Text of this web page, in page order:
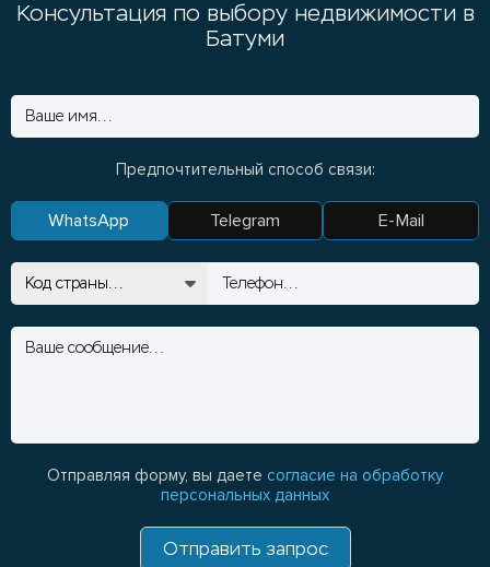
Консультация по выбору недвижимости в
Батуми
Предпочтительный способ связи:
WhatsApp Telegram E-Mail
Отправляя форму, вы даете согласие на обработку
персональных данных
Отправить запрос